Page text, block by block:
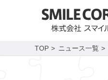
TOP ニュース一覧